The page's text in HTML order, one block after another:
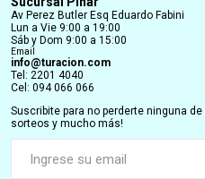
Av Perez Butler Esq Eduardo Fabini
Lun a Vie 9:00 a 19:00
Sáb y Dom 9:00 a 15:00
Email
info@turacion.com
Tel: 2201 4040
Cel: 094 066 066
Suscribite para no perderte ninguna
sorteos y mucho más!